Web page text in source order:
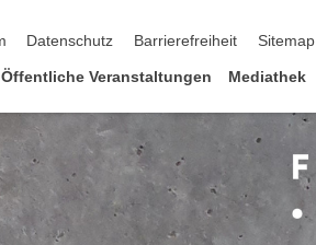
Datenschutz Barrierefreiheit Sitemap
Öffentliche Veranstaltungen Mediathek